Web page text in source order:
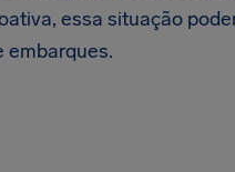
essa situação
embarques.